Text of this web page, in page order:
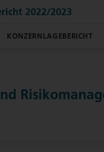
2022/2023
KONZERNLAGEBERICHT